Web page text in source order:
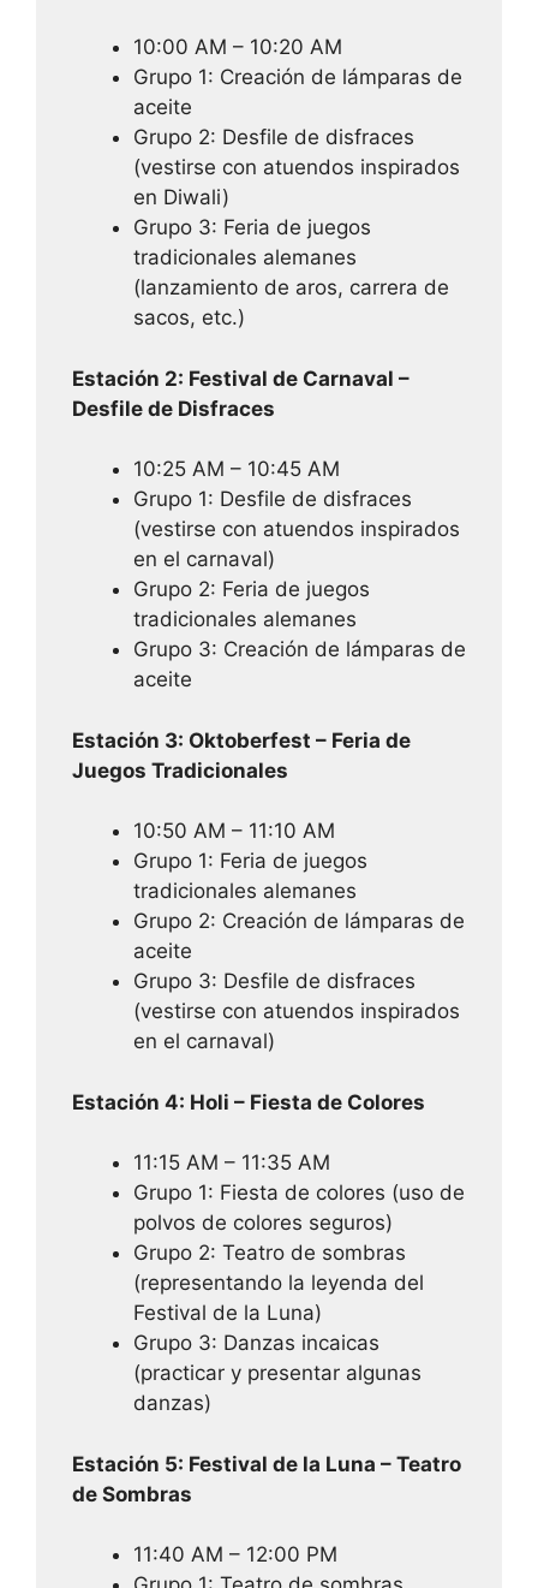
10:00 AM – 10:20 AM
Grupo 1: Creación de lámparas de
aceite
Grupo 2: Desfile de disfraces
(vestirse con atuendos inspirados
en Diwali)
Grupo 3: Feria de juegos
tradicionales alemanes
(lanzamiento de aros, carrera de
sacos, etc.)
Estación 2: Festival de Carnaval –
Desfile de Disfraces
10:25 AM – 10:45 AM
Grupo 1: Desfile de disfraces
(vestirse con atuendos inspirados
en el carnaval)
Grupo 2: Feria de juegos
tradicionales alemanes
Grupo 3: Creación de lámparas de
aceite
Estación 3: Oktoberfest – Feria de
Juegos Tradicionales
10:50 AM – 11:10 AM
Grupo 1: Feria de juegos
tradicionales alemanes
Grupo 2: Creación de lámparas de
aceite
Grupo 3: Desfile de disfraces
(vestirse con atuendos inspirados
en el carnaval)
Estación 4: Holi – Fiesta de Colores
11:15 AM – 11:35 AM
Grupo 1: Fiesta de colores (uso de
polvos de colores seguros)
Grupo 2: Teatro de sombras
(representando la leyenda del
Festival de la Luna)
Grupo 3: Danzas incaicas
(practicar y presentar algunas
danzas)
Estación 5: Festival de la Luna – Teatro
de Sombras
11:40 AM – 12:00 PM